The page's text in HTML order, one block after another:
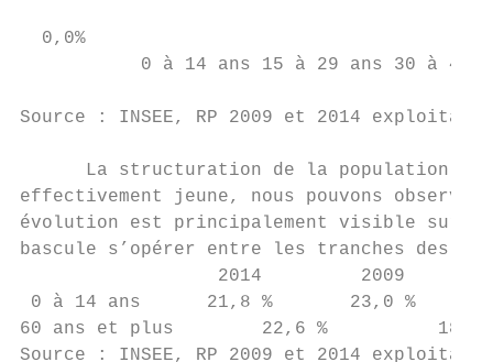
  0,0%
0 à 14 ans 15 à 29 ans 30 à 44
Source : INSEE, RP 2009 et 2014
La structuration de la population a
effectivement jeune, nous pouvons
évolution est principalement visible sur les
bascule s’opérer entre les tranches des
2014         2009
0 à 14 ans      21,8 %       23,0 %
60 ans et plus        22,6 %          18,00
Source : INSEE, RP 2009 et 2014